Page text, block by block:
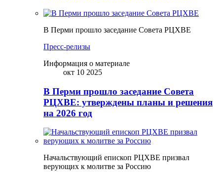
В Перми прошло заседание Совета РЦХВЕ
Пресс-релизы
Информация о материале
окт 10 2025
В Перми прошло заседание Совета
РЦХВЕ: утверждены планы и решения
на 2026 год
Начальствующий епископ РЦХВЕ призвал
верующих к молитве за Россию